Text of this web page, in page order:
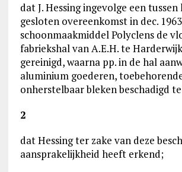
dat J. Hessing ingevolge een tussen
gesloten overeenkomst in dec.
schoonmaakmiddel Polyclens de
fabriekshal van A.E.H. te
gereinigd, waarna pp. in de hal
aluminium goederen,
onherstelbaar bleken beschadigd
2
dat Hessing ter zake van deze
aansprakelijkheid heeft erkend;